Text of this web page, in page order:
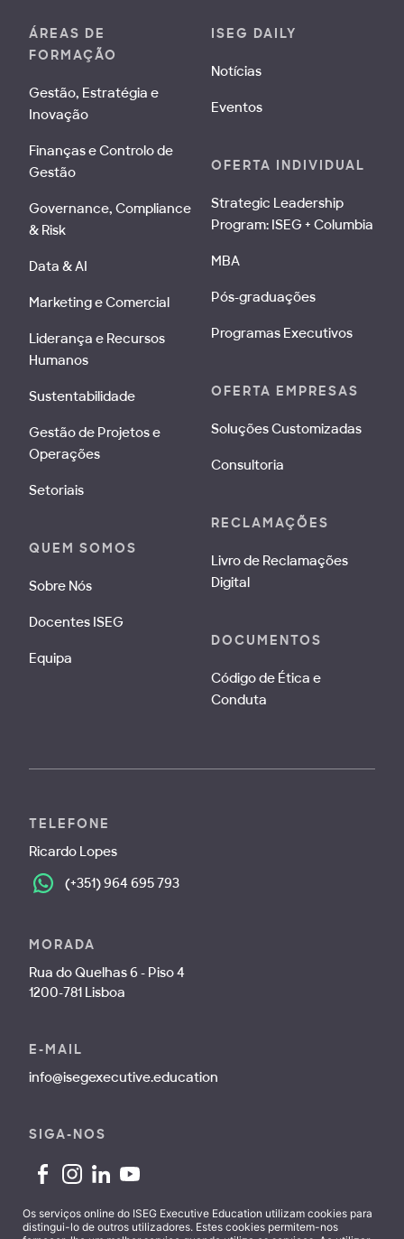
ÁREAS DE
FORMAÇÃO
Gestão, Estratégia e
Inovação
Finanças e Controlo de
Gestão
Governance, Compliance
& Risk
Data & AI
Marketing e Comercial
Liderança e Recursos
Humanos
Sustentabilidade
Gestão de Projetos e
Operações
Setoriais
QUEM SOMOS
Sobre Nós
Docentes ISEG
Equipa
ISEG DAILY
Notícias
Eventos
OFERTA INDIVIDUAL
Strategic Leadership
Program: ISEG + Columbia
MBA
Pós-graduações
Programas Executivos
OFERTA EMPRESAS
Soluções Customizadas
Consultoria
RECLAMAÇÕES
Livro de Reclamações
Digital
DOCUMENTOS
Código de Ética e
Conduta
TELEFONE
Ricardo Lopes
(+351) 964 695 793
MORADA
Rua do Quelhas 6 - Piso 4
1200-781 Lisboa
E-MAIL
info@isegexecutive.education
SIGA-NOS
Os serviços online do ISEG Executive Education utilizam cookies para
distingui-lo de outros utilizadores. Estes cookies permitem-nos